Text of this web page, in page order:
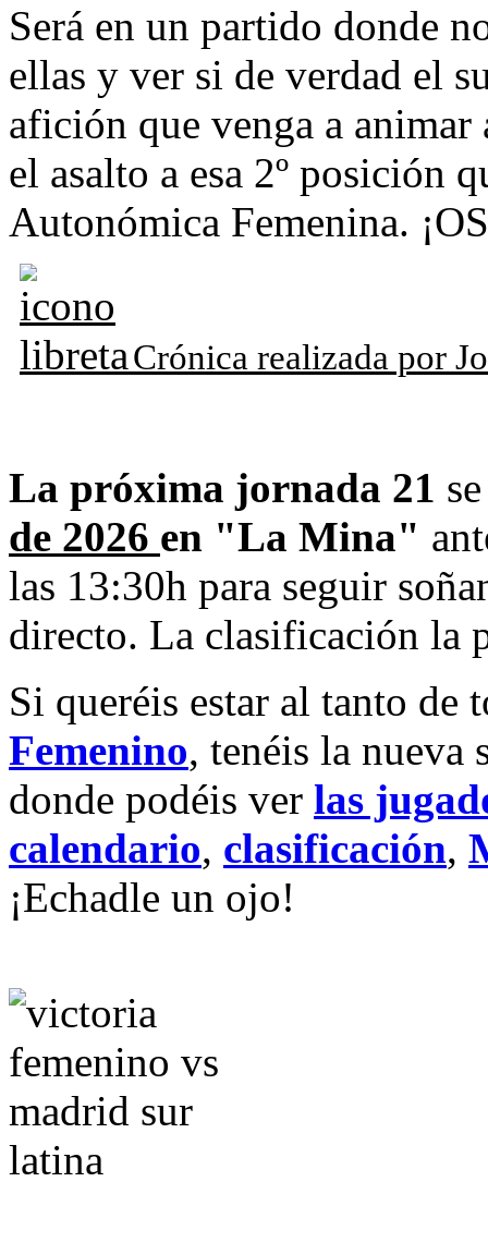
Será en un partido donde
ellas y ver si de verdad el
afición que venga a animar
el asalto a esa 2º posición
Autonómica Femenina.
Crónica realizada por
La próxima jornada 21
de 2026 en "La Mina"
las 13:30h para seguir
directo. La clasificación la
Si queréis estar al tanto de
Femenino, tenéis la nueva
donde podéis ver las
calendario, clasificación,
¡Echadle un ojo!